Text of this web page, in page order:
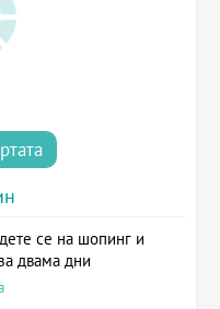
се на шопинг и
двама дни